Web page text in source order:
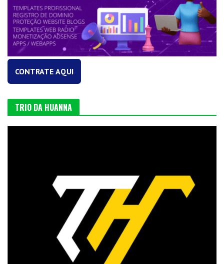
CONTRATE AQUI
TRIO DA HUANNA